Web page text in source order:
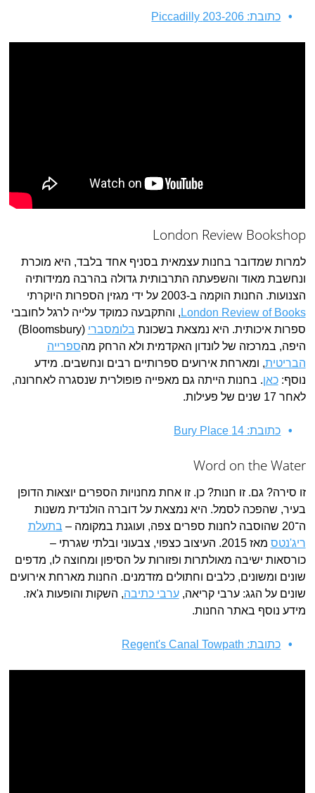
כתובת: 203-206 Piccadilly
London Review Bookshop
למרות שמדובר בחנות עצמאית בסניף אחד בלבד, היא מוכרת
ונחשבת מאוד והשפעתה התרבותית גדולה בהרבה ממידותיה
הצנועות. החנות הוקמה ב-2003 על ידי מגזין הספרות היוקרתי
London Review of Books , והתקבעה כמוקד עלייה לרגל לחובבי
ספרות איכותית. היא נמצאת בשכונת בלומסברי
(Bloomsbury)
היפה, במרכזה של לונדון האקדמית ולא הרחק מהספרייה
הבריטית, ומארחת אירועים ספרותיים רבים ונחשבים. מידע
נוסף:כאן. בחנות הייתה גם מאפייה פופולרית שנסגרה לאחרונה,
לאחר 17 שנים של פעילות.
כתובת: 14 Bury Place
Word on the Water
זו סירה? גם. זו חנות? כן. זו אחת מחנויות הספרים יוצאות הדופן
בעיר, שהפכה לסמל. היא נמצאת על דוברה הולנדית משנות
ה־20 שהוסבה לחנות ספרים צפה, ועוגנת במקומה –
בתעלת
ריג'נטס
מאז 2015. העיצוב כצפוי, צבעוני ובלתי שגרתי –
כורסאות ישיבה מאולתרות ופזורות על הסיפון ומחוצה לו, מדפים
שונים ומשונים, כלבים וחתולים מזדמנים. החנות מארחת אירועים
שונים על הגג: ערבי קריאה,ערבי כתיבה, השקות והופעות ג'אז.
מידע נוסף באתר החנות.
כתובת: Regent's Canal Towpath